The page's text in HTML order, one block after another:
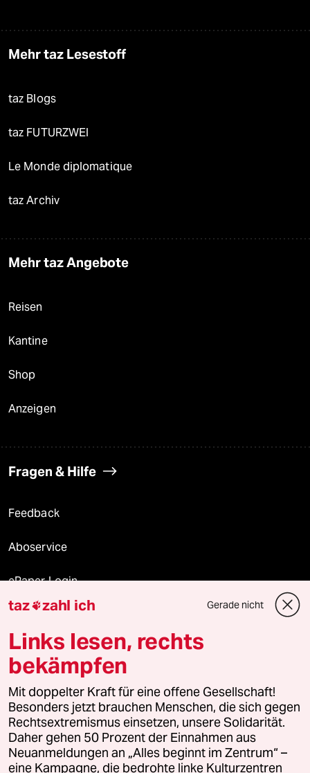
Mehr taz Lesestoff
taz Blogs
taz FUTURZWEI
Le Monde diplomatique
taz Archiv
Mehr taz Angebote
Reisen
Kantine
Shop
Anzeigen
Fragen & Hilfe
Feedback
Aboservice
ePaper Login
Downloads für Abonnierende
© 2026 taz Verlags und Vertriebs GmbH
Alle Rechte vorbehalten. Bei rechtlichen Fragen oder für Genehmigungen
wenden Sie sich bitte an
lizenzen@taz.de
Feedback Redaktionsstatut Kommune-Richtlinien
taz zahl ich Gerade nicht
Links lesen, rechts
bekämpfen
Mit doppelter Kraft für eine offene Gesellschaft!
Besonders jetzt brauchen Menschen, die sich gegen
Rechtsextremismus einsetzen, unsere Solidarität.
Daher gehen 50 Prozent der Einnahmen aus
Neuanmeldungen an „Alles beginnt im Zentrum“ –
eine Kampagne, die bedrohte linke Kulturzentren